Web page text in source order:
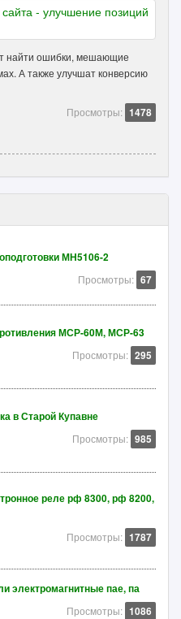
найти ошибки, мешающие
А также улучшат конверсию
Просмотры: 1478
МН5106-2
Просмотры: 67
МСР-60М, МСР-63
Просмотры: 295
в Старой Купавне
Просмотры: 985
реле рф 8300, рф 8200,
Просмотры: 1787
электромагнитные пае, па
Просмотры: 1086